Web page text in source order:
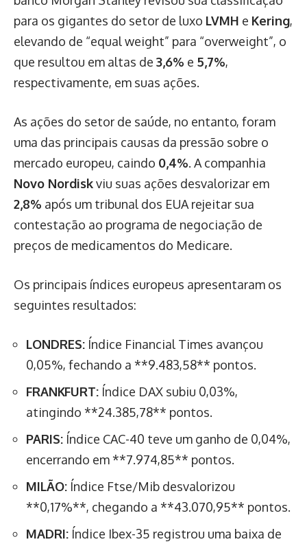
para os gigantes do setor de luxo LVMH e Kering,
elevando de “equal weight” para “overweight”, o
que resultou em altas de 3,6% e 5,7%,
respectivamente, em suas ações.
As ações do setor de saúde, no entanto, foram
uma das principais causas da pressão sobre o
mercado europeu, caindo 0,4%. A companhia
Novo Nordiskviu suas ações desvalorizar em
2,8% após um tribunal dos EUA rejeitar sua
contestação ao programa de negociação de
preços de medicamentos do Medicare.
Os principais índices europeus apresentaram os
seguintes resultados:
LONDRES: Índice Financial Times avançou
0,05%, fechando a **9.483,58** pontos.
FRANKFURT: Índice DAX subiu 0,03%,
atingindo **24.385,78** pontos.
PARIS: Índice CAC-40 teve um ganho de 0,04%,
encerrando em **7.974,85** pontos.
MILÃO: Índice Ftse/Mib desvalorizou
**0,17%**, chegando a **43.070,95** pontos.
MADRI: Índice Ibex-35 registrou uma baixa de